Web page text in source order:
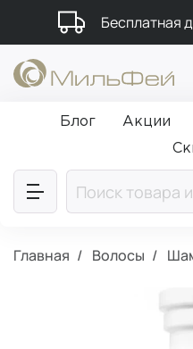
Бесплатная
Подарки в
Блог Акции
Главная Волосы